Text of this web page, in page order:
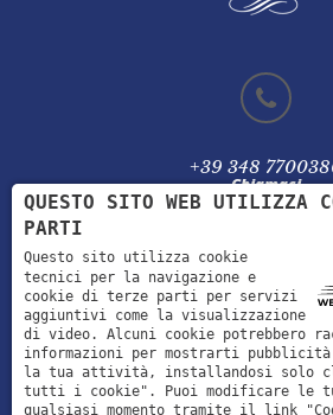
+39 348
Chiamaci
Scrivici
QUESTO SITO WEB UTILIZZA
PARTI
Questo sito utilizza cookie
tecnici per la navigazione e
cookie di terze parti per servizi
aggiuntivi come la visualizzazione
di video. Alcuni cookie potrebbero
informazioni per mostrarti
la tua attività, installandosi solo
tutti i cookie". Puoi modificare le
qualsiasi momento tramite il link